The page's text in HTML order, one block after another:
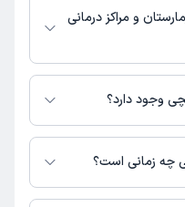
و مراکز درمانی
در مراکز درمانی در دسترس نیست.
وجود دارد؟
توسط دکتر علی پلچی در
لطفاً با مطب تماس بگیرید.
چه زمانی است؟
مطب مشخص می‌شود.